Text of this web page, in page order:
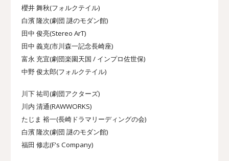
櫻井 舞秋(フォルクテイル)
白濱 隆次(劇団 謎のモダン館)
田中 俊亮(Stereo ArT)
田中 義克(市川森一記念長崎座)
富永 充宜(劇団楽園天国 / インプロ佐世保)
中野 俊太郎(フォルクテイル)
川下 祐司(劇団アクターズ)
川内 清通(RAWWORKS)
たじま 裕一(長崎ドラマリーディングの会)
白濱 隆次(劇団 謎のモダン館)
福田 修志(F's Company)